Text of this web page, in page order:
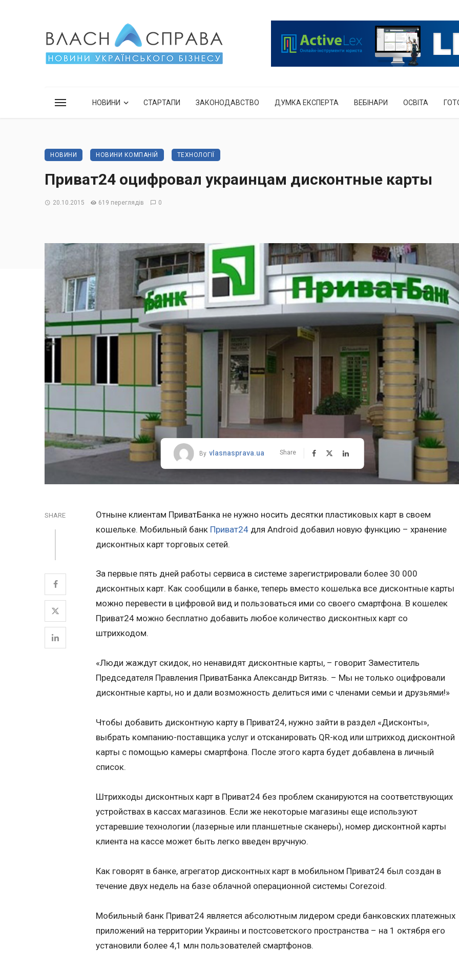
НОВИНИ СТАРТАПИ ЗАКОНОДАВСТВО ДУМКА ЕКСПЕРТА ВЕБІНАРИ ОСВІТА
НОВИНИ НОВИНИ КОМПАНІЙ ТЕХНОЛОГІЇ
Приват24 оцифровал украинцам дисконтные карты
20.10.2015 619 переглядів 0
By vlasnasprava.ua Share
SHARE
Отныне клиентам ПриватБанка не нужно носить десятки пластиковых карт в своем
кошельке. Мобильный банк Приват24 для Android добавил новую функцию – хранение
дисконтных карт торговых сетей.
За первые пять дней работы сервиса в системе зарегистрировали более 30 000
дисконтных карт. Как сообщили в банке, теперь вместо кошелька все дисконтные карты
можно перевести в цифровой вид и пользоваться ими со своего смартфона. В кошелек
Приват24 можно бесплатно добавить любое количество дисконтных карт со
штрихкодом.
«Люди жаждут скидок, но ненавидят дисконтные карты, – говорит Заместитель
Председателя Правления ПриватБанка Александр Витязь. – Мы не только оцифровали
дисконтные карты, но и дали возможность делиться ими с членами семьи и друзьями!»
Чтобы добавить дисконтную карту в Приват24, нужно зайти в раздел «Дисконты»,
выбрать компанию-поставщика услуг и отсканировать QR-код или штрихкод дисконтной
карты с помощью камеры смартфона. После этого карта будет добавлена в личный
список.
Штрихкоды дисконтных карт в Приват24 без проблем сканируются на соответствующих
устройствах в кассах магазинов. Если же некоторые магазины eще используют
устаревшие технологии (лазерные или планшетныe сканеры), номер дисконтной карты
клиента на кассе может быть легко введен вручную.
Как говорят в банке, агрегатор дисконтных карт в мобильном Приват24 был создан в
течение двух недель на базе облачной операционной системы Corezoid.
Мобильный банк Приват24 является абсолютным лидером среди банковских платежных
приложений на территории Украины и постсоветского пространства – на 1 октября его
установили более 4,1 млн пользователей смартфонов.